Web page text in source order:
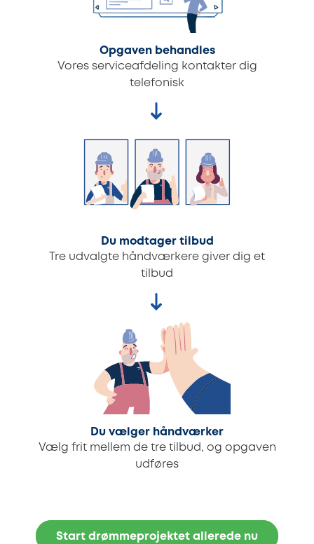
Opgaven behandles
Vores serviceafdeling kontakter dig
telefonisk
Du modtager tilbud
Tre udvalgte håndværkere giver dig et
tilbud
Du vælger håndværker
Vælg frit mellem de tre tilbud, og opgaven
udføres
Start drømmeprojektet allerede nu